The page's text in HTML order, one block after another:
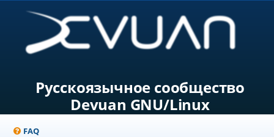
Русскоязычное сообщество
Devuan GNU/Linux
FAQ